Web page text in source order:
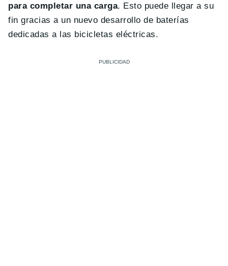
para completar una carga. Esto puede llegar a su
fin gracias a un nuevo desarrollo de baterías
dedicadas a las bicicletas eléctricas.